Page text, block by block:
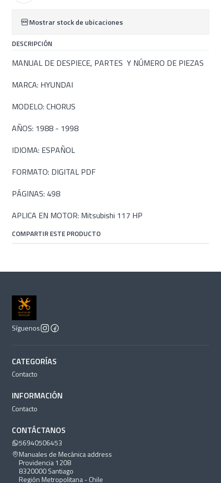
Mostrar stock de ubicaciones
DESCRIPCIÓN
MANUAL DE DESPIECE, PARTES Y NÚMERO DE PIEZAS
MARCA: HYUNDAI
MODELO: CHORUS
AÑOS: 1988 - 1998
IDIOMA: ESPAÑOL
FORMATO: DIGITAL PDF
PÁGINAS: 498
APLICA EN MOTOR: Mitsubishi 117 HP
COMPARTIR ESTE PRODUCTO
Síguenos
CATEGORÍAS
Contacto
INFORMACIÓN
Contacto
CONTÁCTANOS
56940506453
Manuales de Mecánica address
Providencia 1208
8320000 Santiago
Región Metropolitana - Chile